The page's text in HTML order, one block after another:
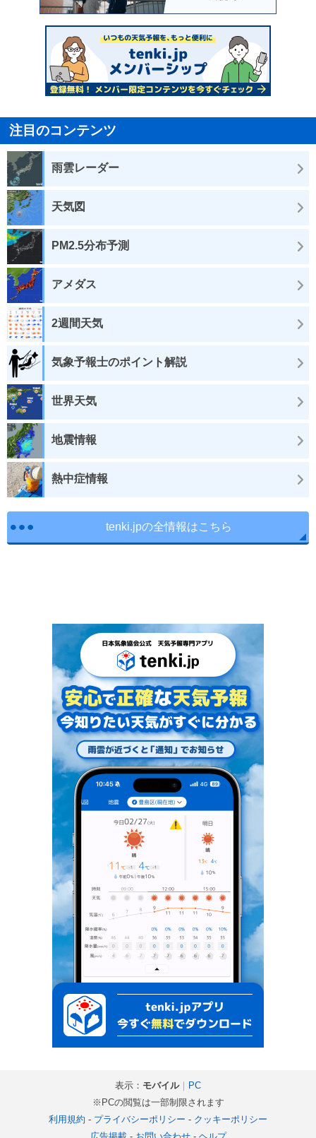
注目のコンテンツ
雨雲レーダー
天気図
PM2.5分布予測
アメダス
2週間天気
気象予報士のポイント解説
世界天気
地震情報
熱中症情報
tenki.jpの全情報はこちら
表示： モバイル｜ PC
※PCの閲覧は一部制限されます
利用規約 - プライバシーポリシー - クッキーポリシー